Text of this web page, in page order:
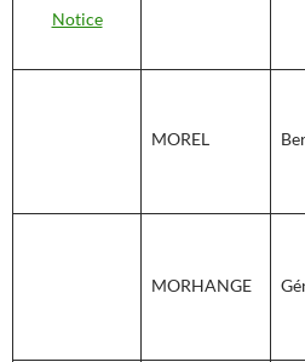
Notice
MOREL
MORHANGE